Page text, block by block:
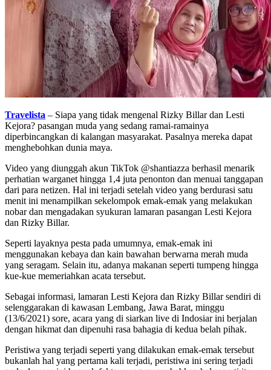
Travelista – Siapa yang tidak mengenal Rizky Billar dan Lesti
Kejora? pasangan muda yang sedang ramai-ramainya
diperbincangkan di kalangan masyarakat. Pasalnya mereka dapat
menghebohkan dunia maya.
Video yang diunggah akun TikTok @shantiazza berhasil menarik
perhatian warganet hingga 1,4 juta penonton dan menuai tanggapan
dari para netizen. Hal ini terjadi setelah video yang berdurasi satu
menit ini menampilkan sekelompok emak-emak yang melakukan
nobar dan mengadakan syukuran lamaran pasangan Lesti Kejora
dan Rizky Billar.
Seperti layaknya pesta pada umumnya, emak-emak ini
menggunakan kebaya dan kain bawahan berwarna merah muda
yang seragam. Selain itu, adanya makanan seperti tumpeng hingga
kue-kue memeriahkan acata tersebut.
Sebagai informasi, lamaran Lesti Kejora dan Rizky Billar sendiri di
selenggarakan di kawasan Lembang, Jawa Barat, minggu
(13/6/2021) sore, acara yang di siarkan live di Indosiar ini berjalan
dengan hikmat dan dipenuhi rasa bahagia di kedua belah pihak.
Peristiwa yang terjadi seperti yang dilakukan emak-emak tersebut
bukanlah hal yang pertama kali terjadi, peristiwa ini sering terjadi